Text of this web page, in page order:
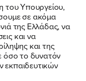
του Υπουργείου,
σε ακόμα
της Ελλάδας, να
και να
και της
όσο το δυνατόν